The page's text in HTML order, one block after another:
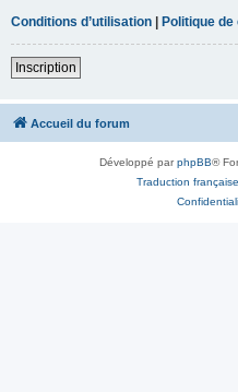
Conditions d’utilisation | Politique
Inscription
Accueil du forum
Développé parphpBB®
Traduction